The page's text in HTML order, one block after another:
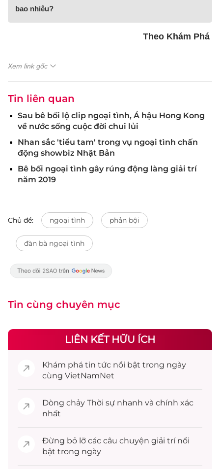
bao nhiêu?
Theo Khám Phá
Xem link gốc
Tin liên quan
Sau bê bối lộ clip ngoại tình, Á hậu Hong Kong
về nước sống cuộc đời chui lủi
Nhan sắc 'tiểu tam' trong vụ ngoại tình chấn
động showbiz Nhật Bản
Bê bối ngoại tình gây rúng động làng giải trí
năm 2019
Chủ đề: ngoại tình phản bội
đàn bà ngoại tình
Tin cùng chuyên mục
LIÊN KẾT HỮU ÍCH
Khám phá tin tức nổi bật trong ngày
cùng VietNamNet
Dòng chảy Thời sự nhanh và chính xác
nhất
Đừng bỏ lỡ các câu chuyện giải trínổi
bật trong ngày